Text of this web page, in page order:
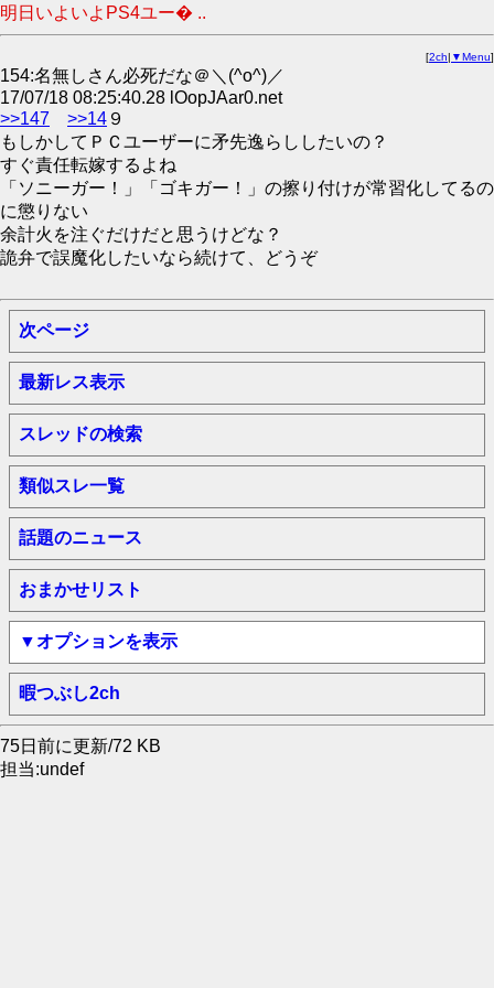
明日いよいよPS4ユー� ..
[2ch| ▼Menu]
154:名無しさん必死だな＠＼(^o^)／
17/07/18 08:25:40.28 lOopJAar0.net
>>147
>>14 ９
もしかしてＰＣユーザーに矛先逸らししたいの？
すぐ責任転嫁するよね
「ソニーガー！」「ゴキガー！」の擦り付けが常習化してるの
に懲りない
余計火を注ぐだけだと思うけどな？
詭弁で誤魔化したいなら続けて、どうぞ
次ページ
最新レス表示
スレッドの検索
類似スレ一覧
話題のニュース
おまかせリスト
▼オプションを表示
暇つぶし2ch
75日前に更新/72 KB
担当:undef